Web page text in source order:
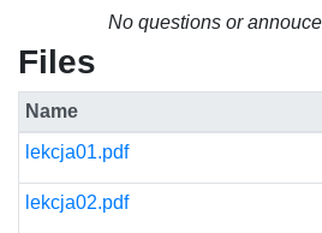
No questions or
Files
Name
lekcja01.pdf
lekcja02.pdf